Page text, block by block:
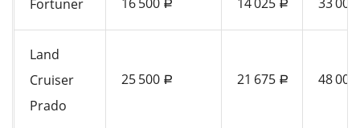
Fortuner a a
Land
Cruiser
Prado
25 500 a 21 675 a 48 000